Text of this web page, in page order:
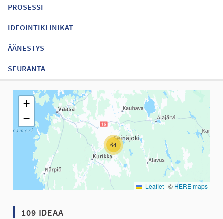
PROSESSI
IDEOINTIKLINIKAT
ÄÄNESTYS
SEURANTA
Seuraavassa elementissä on kartta, joka esittää tämän
64
+
−
Leaflet | © HERE maps
109 IDEAA